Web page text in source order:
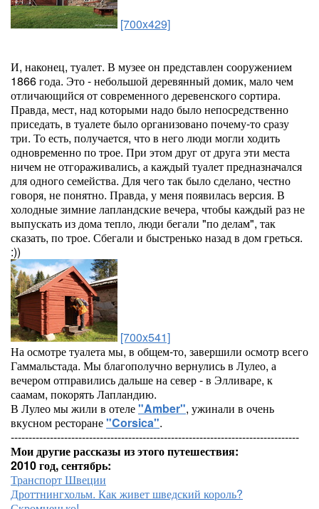
[700x429]
И, наконец, туалет. В музее он представлен сооружением
1866 года. Это - небольшой деревянный домик, мало чем
отличающийся от современного деревенского сортира.
Правда, мест, над которыми надо было непосредственно
приседать, в туалете было организовано почему-то сразу
три. То есть, получается, что в него люди могли ходить
одновременно по трое. При этом друг от друга эти места
ничем не отгораживались, а каждый туалет предназначался
для одного семейства. Для чего так было сделано, честно
говоря, не понятно. Правда, у меня появилась версия. В
холодные зимние лапландские вечера, чтобы каждый раз не
выпускать из дома тепло, люди бегали "по делам", так
сказать, по трое. Сбегали и быстренько назад в дом греться.
:))
[700x541]
На осмотре туалета мы, в общем-то, завершили осмотр всего
Гаммальстада. Мы благополучно вернулись в Лулео, а
вечером отправились дальше на север - в Элливаре, к
саамам, покорять Лапландию.
В Лулео мы жили в отеле"Amber", ужинали в очень
вкусном ресторане"Corsica".
---------------------------------------------------------------------------------
Мои другие рассказы из этого путешествия:
2010 год, сентябрь:
Транспорт Швеции
Дроттнингхольм. Как живет шведский король?